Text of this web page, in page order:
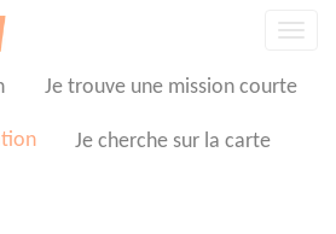
Je trouve une mission courte
Je cherche sur la carte